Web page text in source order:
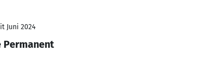
Juni 2024
Permanent